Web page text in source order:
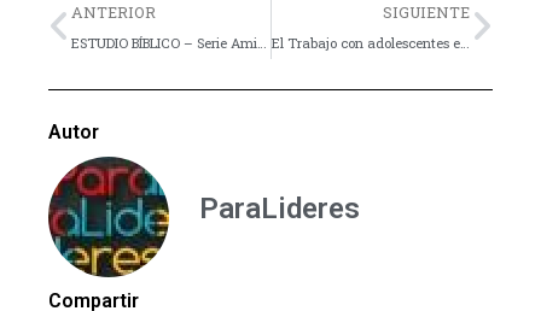
Previo
ANTERIOR
ESTUDIO BÍBLICO – Serie Amistad con Dios – Parte 9
SIGUIENTE
El Trabajo con adolescentes en una sociedad postmoderna _ Parte 9: Crear estructuras de credibilidad
Autor
ParaLideres
Compartir